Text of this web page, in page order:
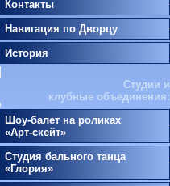
Контакты
Навигация по Дворцу
История
Студии и
клубные объединения:
Шоу-балет на роликах
«Арт-скейт»
Студия бального танца
«Глория»